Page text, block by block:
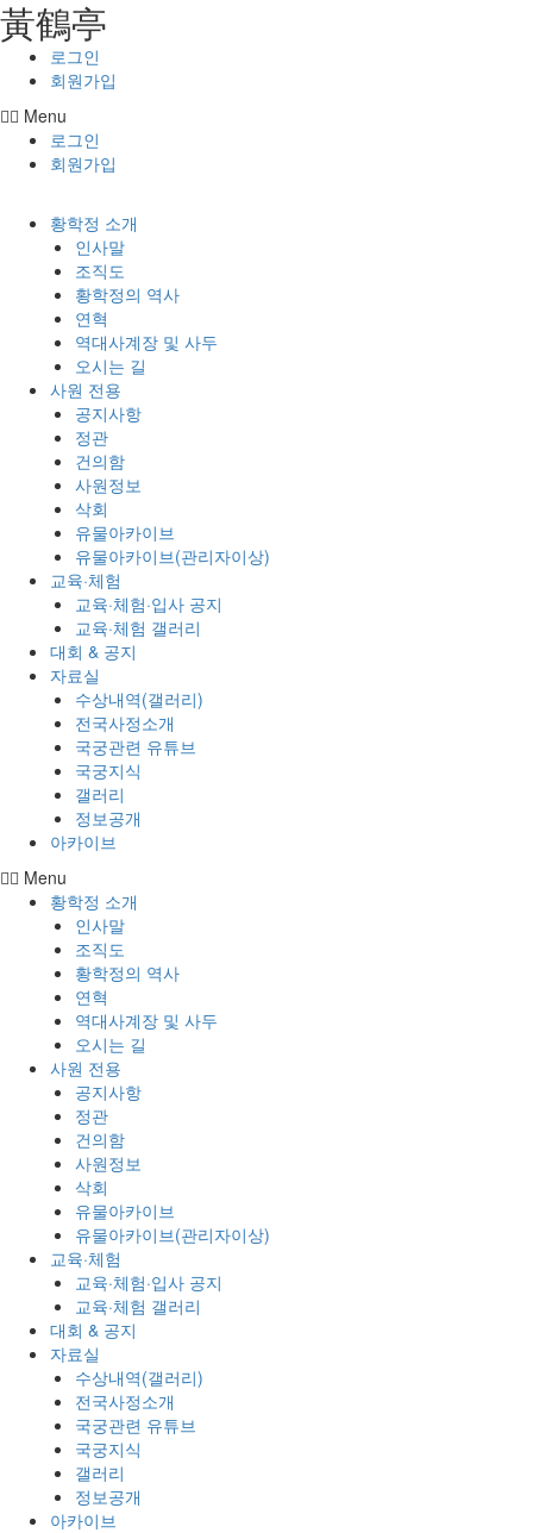
콘텐츠로
건너뛰기
⿈鶴亭
로그인
회원가입
Menu
로그인
회원가입
황학정 소개
인사말
조직도
황학정의 역사
연혁
역대사계장 및 사두
오시는 길
사원 전용
공지사항
정관
건의함
사원정보
삭회
유물아카이브
유물아카이브(관리자이상)
교육·체험
교육·체험·입사 공지
교육·체험 갤러리
대회 & 공지
자료실
수상내역(갤러리)
전국사정소개
국궁관련 유튜브
국궁지식
갤러리
정보공개
아카이브
Menu
황학정 소개
인사말
조직도
황학정의 역사
연혁
역대사계장 및 사두
오시는 길
사원 전용
공지사항
정관
건의함
사원정보
삭회
유물아카이브
유물아카이브(관리자이상)
교육·체험
교육·체험·입사 공지
교육·체험 갤러리
대회 & 공지
자료실
수상내역(갤러리)
전국사정소개
국궁관련 유튜브
국궁지식
갤러리
정보공개
아카이브